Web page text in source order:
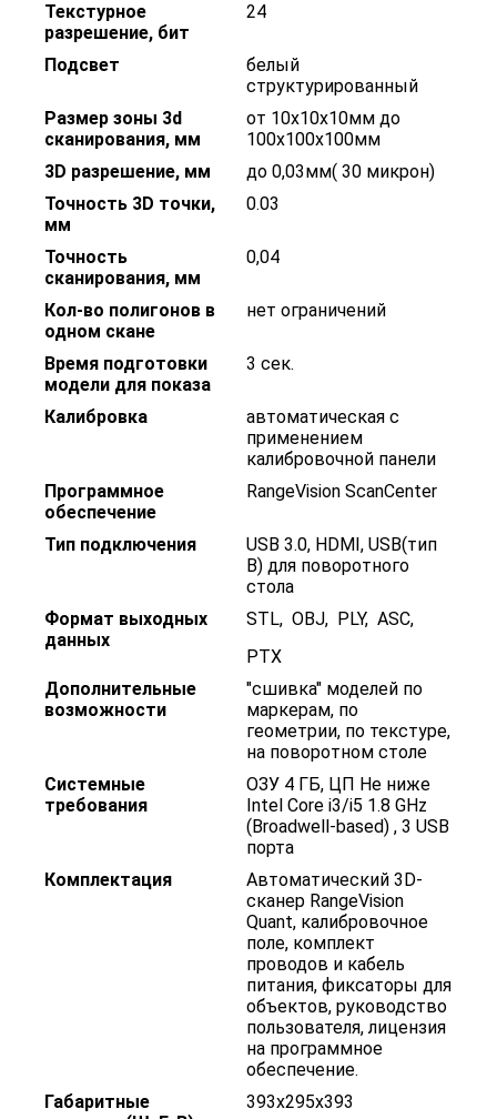
Текстурное
разрешение, бит
24
Подсвет
белый
структурированный
Размер зоны 3d
сканирования, мм
от 10x10x10мм до
100х100х100мм
3D разрешение, мм
до 0,03мм( 30 микрон)
Точность 3D точки,
мм
0.03
Точность
сканирования, мм
0,04
Кол-во полигонов в
одном скане
нет ограничений
Время подготовки
модели для показа
3 сек.
Калибровка
автоматическая с
применением
калибровочной панели
Программное
обеспечение
RangeVision ScanCenter
Тип подключения
USB 3.0, HDMI, USB(тип
B) для поворотного
стола
Формат выходных
данных
STL, OBJ, PLY, ASC,
PTX
Дополнительные
возможности
"сшивка" моделей по
маркерам, по
геометрии, по текстуре,
на поворотном столе
Системные
требования
ОЗУ 4 ГБ, ЦП Не ниже
Intel Core i3/i5 1.8 GHz
(Broadwell-based) , 3 USB
порта
Комплектация
Автоматический 3D-
сканер RangeVision
Quant, калибровочное
поле, комплект
проводов и кабель
питания, фиксаторы для
объектов, руководство
пользователя, лицензия
на программное
обеспечение.
Габаритные
393x295x393